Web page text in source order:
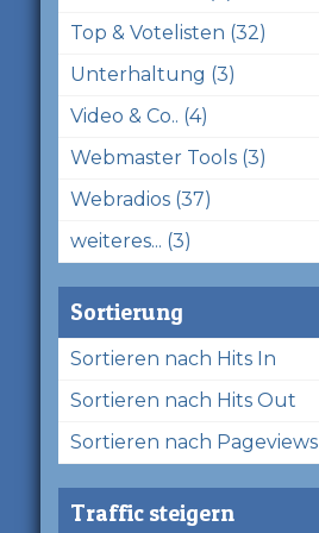
Top & Votelisten (32)
Unterhaltung (3)
Video & Co.. (4)
Webmaster Tools (3)
Webradios (37)
weiteres... (3)
Sortierung
Sortieren nach Hits In
Sortieren nach Hits Out
Sortieren nach Pageviews
Traffic steigern